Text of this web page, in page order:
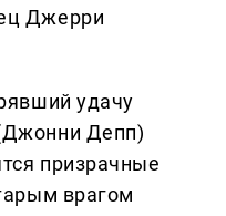
Джерри
удачу
Депп)
призрачные
врагом